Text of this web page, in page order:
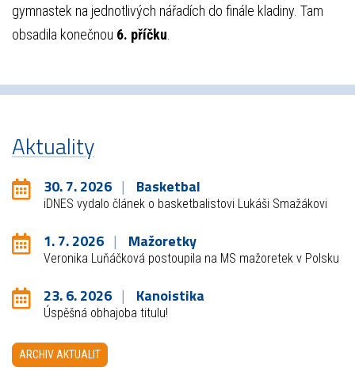
gymnastek na jednotlivých nářadích do finále kladiny. Tam
obsadila konečnou 6. příčku.
Aktuality
30. 7. 2026 Basketbal
iDNES vydalo článek o basketbalistovi Lukáši Smažákovi
1. 7. 2026 Mažoretky
Veronika Luňáčková postoupila na MS mažoretek v Polsku
23. 6. 2026 Kanoistika
Úspěšná obhajoba titulu!
ARCHIV AKTUALIT